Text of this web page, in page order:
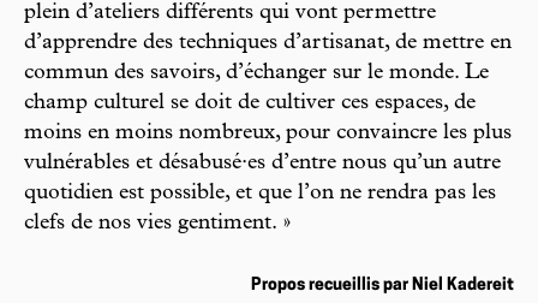
plein d’ateliers différents qui vont permettre
d’apprendre des techniques d’artisanat, de mettre en
commun des savoirs, d’échanger sur le monde. Le
champ culturel se doit de cultiver ces espaces, de
moins en moins nombreux, pour convaincre les plus
vulnérables et désabusé·es d’entre nous qu’un autre
quotidien est possible, et que l’on ne rendra pas les
clefs de nos vies gentiment. »
Propos recueillis par Niel Kadereit